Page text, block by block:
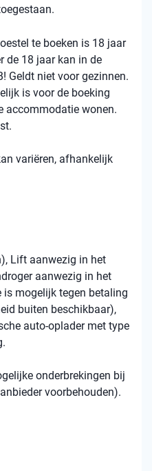
te boeken is 18 jaar
de 18 jaar kan in de
Geldt niet voor gezinnen.
is voor de boeking
accommodatie wonen.
variëren, afhankelijk
Lift aanwezig in het
aanwezig in het
is mogelijk tegen betaling
buiten beschikbaar),
auto-oplader met type
onderbrekingen bij
voorbehouden).